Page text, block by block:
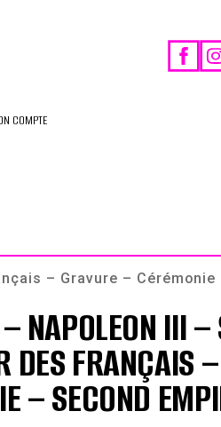
COMPTE
– Gravure – Cérémonie
NAPOLEON III
DES FRANÇAIS
– SECOND